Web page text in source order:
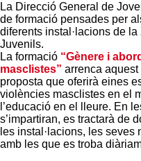
La Direcció General de
de formació pensades per
diferents instal·lacions de
Juvenils.
La formació “Gènere i
masclistes” arrenca
proposta que oferirà eines
violències masclistes en el
l’educació en el lleure. En
s’impartiran, es tractarà de
les instal·lacions, les
amb les que es troba